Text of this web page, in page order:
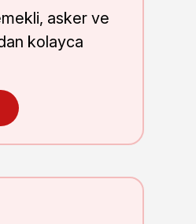
asker ve
kolayca